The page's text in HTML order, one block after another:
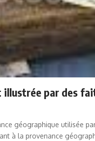
par des
géographique utilisée
à la provenance